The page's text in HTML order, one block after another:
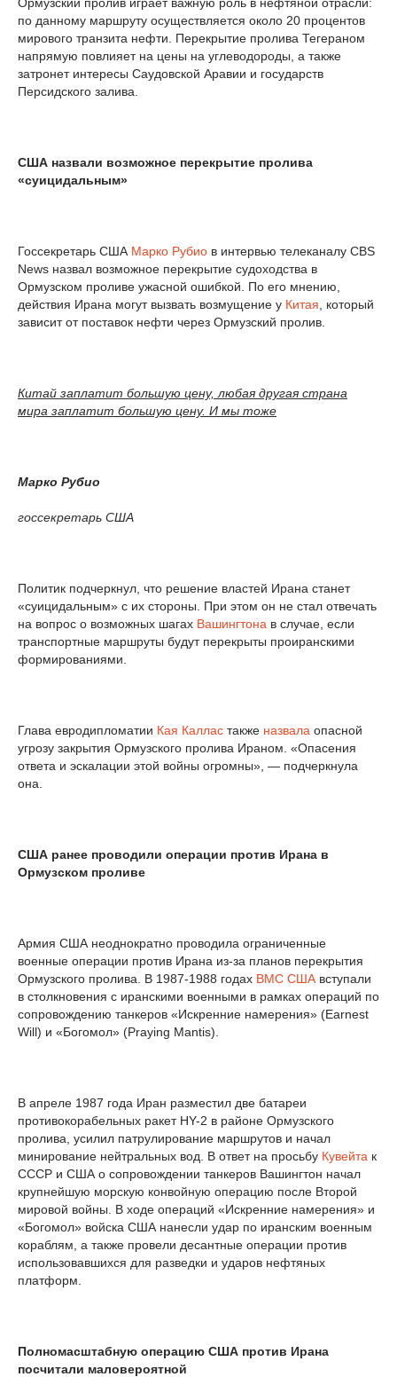
по данному маршруту осуществляется около 20 процентов
мирового транзита нефти. Перекрытие пролива Тегераном
напрямую повлияет на цены на углеводороды, а также
затронет интересы Саудовской Аравии и государств
Персидского залива.
США назвали возможное перекрытие пролива
«суицидальным»
Госсекретарь США Марко Рубио в интервью телеканалу CBS
News назвал возможное перекрытие судоходства в
Ормузском проливе ужасной ошибкой. По его мнению,
действия Ирана могут вызвать возмущение у Китая , который
зависит от поставок нефти через Ормузский пролив.
Китай заплатит большую цену, любая другая страна
мира заплатит большую цену. И мы тоже
Марко Рубио
госсекретарь США
Политик подчеркнул, что решение властей Ирана станет
«суицидальным» с их стороны. При этом он не стал отвечать
на вопрос о возможных шагах Вашингтона в случае, если
транспортные маршруты будут перекрыты проиранскими
формированиями.
Глава евродипломатии Кая Каллас также назвала опасной
угрозу закрытия Ормузского пролива Ираном. «Опасения
ответа и эскалации этой войны огромны», — подчеркнула
она.
США ранее проводили операции против Ирана в
Ормузском проливе
Армия США неоднократно проводила ограниченные
военные операции против Ирана из-за планов перекрытия
Ормузского пролива. В 1987-1988 годах ВМС США вступали
в столкновения с иранскими военными в рамках операций по
сопровождению танкеров «Искренние намерения» (Earnest
Will) и «Богомол» (Praying Mantis).
В апреле 1987 года Иран разместил две батареи
противокорабельных ракет HY-2 в районе Ормузского
пролива, усилил патрулирование маршрутов и начал
минирование нейтральных вод. В ответ на просьбу Кувейта к
СССР и США о сопровождении танкеров Вашингтон начал
крупнейшую морскую конвойную операцию после Второй
мировой войны. В ходе операций «Искренние намерения» и
«Богомол» войска США нанесли удар по иранским военным
кораблям, а также провели десантные операции против
использовавшихся для разведки и ударов нефтяных
платформ.
Полномасштабную операцию США против Ирана
посчитали маловероятной